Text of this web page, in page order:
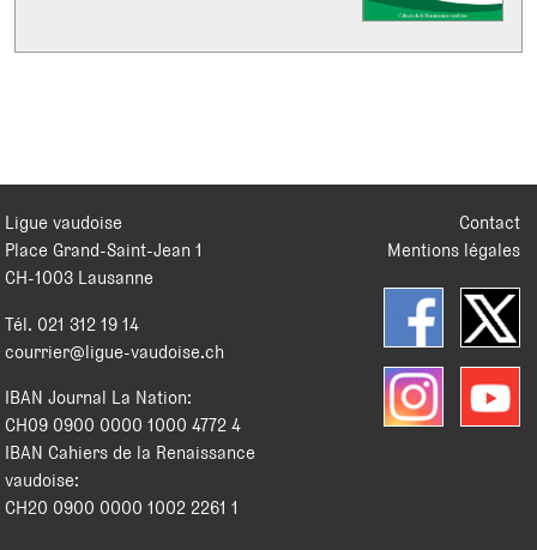
Contact
Mentions légales
Ligue vaudoise
Place Grand-Saint-Jean 1
CH-1003 Lausanne
Tél. 021 312 19 14
courrier@ligue-vaudoise.ch
IBAN Journal La Nation:
CH09 0900 0000 1000 4772 4
IBAN Cahiers de la Renaissance
vaudoise:
CH20 0900 0000 1002 2261 1